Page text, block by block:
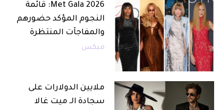
Met Gala 2026: قائمة
النجوم المؤكد حضورهم
والمفاجآت المنتظرة
ميكس
ملايين الدولارات على
سجادة الـ ميت غالا